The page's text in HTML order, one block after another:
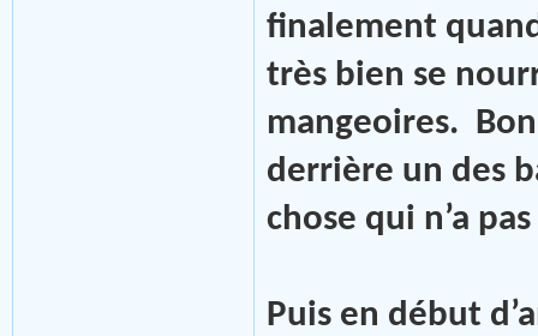
finalement
très bien se
mangeoires.
derrière un des
chose qui n’a
Puis en début